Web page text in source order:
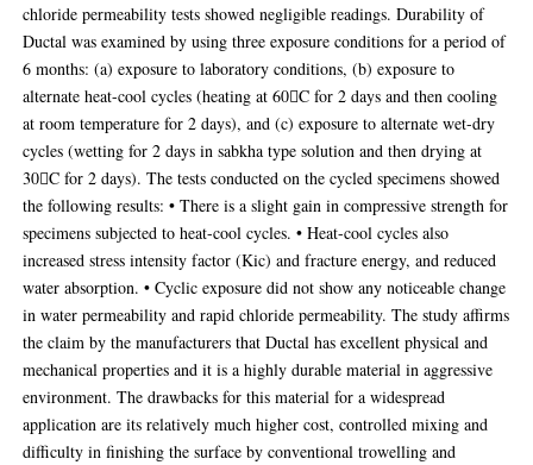
chloride permeability tests showed negligible readings. Durability of
Ductal was examined by using three exposure conditions for a period of
6 months: (a) exposure to laboratory conditions, (b) exposure to
alternate heat-cool cycles (heating at 60C for 2 days and then cooling
at room temperature for 2 days), and (c) exposure to alternate wet-dry
cycles (wetting for 2 days in sabkha type solution and then drying at
30C for 2 days). The tests conducted on the cycled specimens showed
the following results: • There is a slight gain in compressive strength for
specimens subjected to heat-cool cycles. • Heat-cool cycles also
increased stress intensity factor (Kic) and fracture energy, and reduced
water absorption. • Cyclic exposure did not show any noticeable change
in water permeability and rapid chloride permeability. The study affirms
the claim by the manufacturers that Ductal has excellent physical and
mechanical properties and it is a highly durable material in aggressive
environment. The drawbacks for this material for a widespread
application are its relatively much higher cost, controlled mixing and
difficulty in finishing the surface by conventional trowelling and